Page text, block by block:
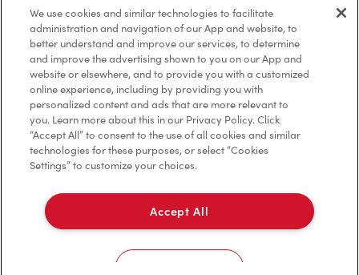
Marques de commerce
Accessibilité
Diagnostic
Contactez-nous
TM & © Tim Hortons, 2023
We use cookies and similar technologies to facilitate
administration and navigation of our App and website, to
better understand and improve our services, to determine
and improve the advertising shown to you on our App and
website or elsewhere, and to provide you with a customized
online experience, including by providing you with
personalized content and ads that are more relevant to
you. Learn more about this in our Privacy Policy. Click
“Accept All” to consent to the use of all cookies and similar
technologies for these purposes, or select “Cookies
Settings” to customize your choices.
Accept All